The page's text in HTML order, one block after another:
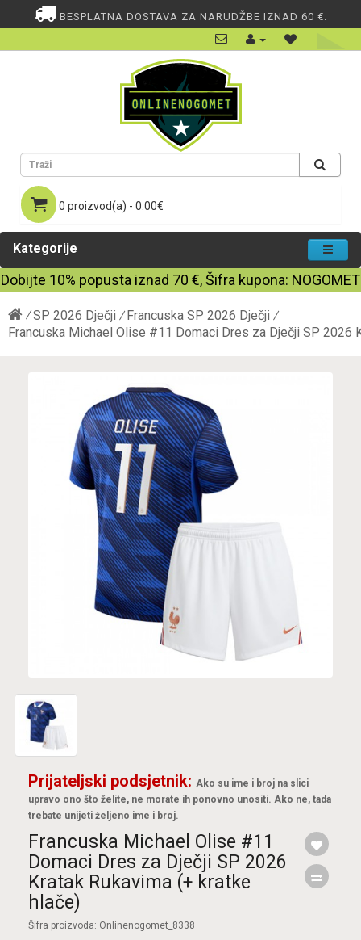
BESPLATNA DOSTAVA ZA NARUDŽBE IZNAD 60 €.
0 proizvod(a) - 0.00€
Kategorije
Dobijte 10% popusta iznad 70 €, Šifra kupona: NOGOMET
SP 2026 Dječji
Francuska SP 2026 Dječji
Francuska Michael Olise #11 Domaci Dres za Dječji SP 2026
Prijateljski podsjetnik: Ako su ime i broj na slici
upravo ono što želite, ne morate ih ponovno unositi. Ako ne, tada
trebate unijeti željeno ime i broj.
Francuska Michael Olise #11
Domaci Dres za Dječji SP 2026
Kratak Rukavima (+ kratke
hlače)
Šifra proizvoda: Onlinenogomet_8338